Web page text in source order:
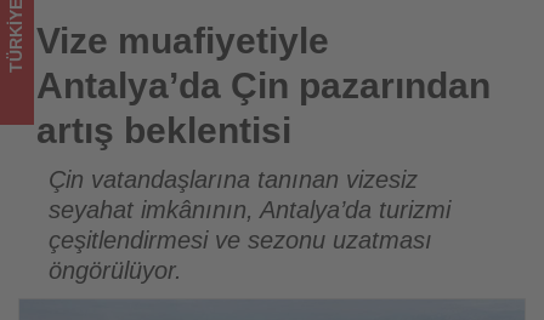
için
turizmde
olup
bitenleri
takip
ediyor!
Vize muafiyetiyle Antalya’da Çin pazarından artış beklentisi
TÜRKIYE Vize muafiyetiyle
Antalya’da Çin pazarından
artış beklentisi
Çin vatandaşlarına tanınan vizesiz
seyahat imkânının, Antalya’da turizmi
çeşitlendirmesi ve sezonu uzatması
öngörülüyor.